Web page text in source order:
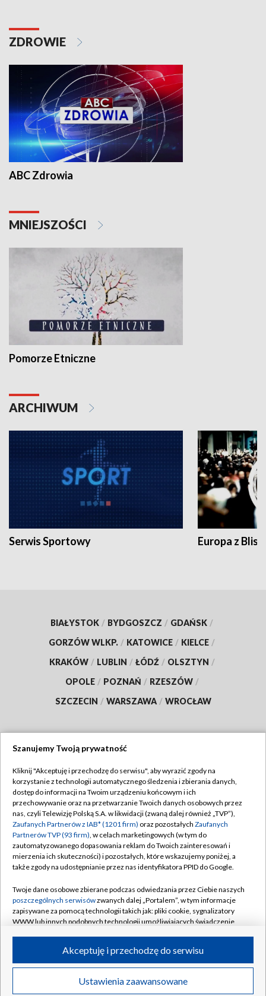
ZDROWIE
ABC Zdrowia
MNIEJSZOŚCI
Pomorze Etniczne
ARCHIWUM
Serwis Sportowy Europa z
BIAŁYSTOK / BYDGOSZCZ / GDAŃSK /
GORZÓW WLKP. / KATOWICE / KIELCE /
KRAKÓW / LUBLIN / ŁÓDŹ / OLSZTYN /
OPOLE / POZNAŃ / RZESZÓW /
SZCZECIN / WARSZAWA / WROCŁAW
TVP
Abonament TVP
Emisja w TVP
Centrum informacji TVP
Naziemna Telewizja Cyfrowa
Rada Programowa
System NOS
Informacje o nadawcy
Program dla prasy
Ogłoszenie przetargowe
Regulamin TVP
Polityka prywatności
Moje zgody
Pomoc
Kontakt
Kanały
©2026 Telewizja Polska S.A. w likwidacji
Szanujemy Twoją prywatność
Kliknij "Akceptuję i przechodzę do serwisu", aby wyrazić zgody na
korzystanie z technologii automatycznego śledzenia i zbierania danych,
dostęp do informacji na Twoim urządzeniu końcowym i ich
przechowywanie oraz na przetwarzanie Twoich danych osobowych przez
nas, czyli Telewizję Polską S.A. w likwidacji (zwaną dalej również „TVP”),
Zaufanych Partnerów z IAB* (1201 firm) oraz pozostałych Zaufanych
Partnerów TVP (93 firm), w celach marketingowych (w tym do
zautomatyzowanego dopasowania reklam do Twoich zainteresowań i
mierzenia ich skuteczności) i pozostałych, które wskazujemy poniżej, a
także zgody na udostępnianie przez nas identyfikatora PPID do Google.
Twoje dane osobowe zbierane podczas odwiedzania przez Ciebie naszych
poszczególnych serwisówzwanych dalej „Portalem”, w tym informacje
zapisywane za pomocą technologii takich jak: pliki cookie, sygnalizatory
WWW lub innych podobnych technologii umożliwiających świadczenie
ruchu w Internecie.
Twoje dane osobowe zbierane podczas odwiedzania przez Ciebie
poszczególnych serwisówna Portalu, takie jak adresy IP, identyfikatory
Ustawienia zaawansowane
Akceptuję i przechodzę do serwisu